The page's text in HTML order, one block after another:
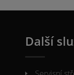
Další